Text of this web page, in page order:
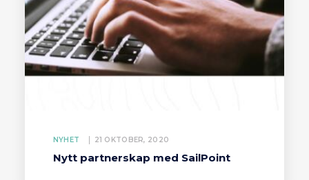
NYHET 21 OKTOBER, 2020
Nytt partnerskap med SailPoint